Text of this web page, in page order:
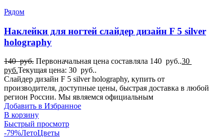
Рядом
Наклейки для ногтей слайдер дизайн F 5 silver
holography
140руб. Первоначальная цена составляла 140 руб..30
руб.Текущая цена: 30 руб..
Слайдер дизайн F 5 silver holography, купить от
производителя, доступные цены, быстрая доставка в любой
регион России. Мы являемся официальным
Добавить в Избранное
В корзину
Быстрый просмотр
-79%ЛетоЦветы